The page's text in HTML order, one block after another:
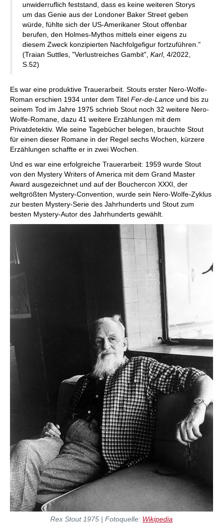
unwiderruflich feststand, dass es keine weiteren Storys
um das Genie aus der Londoner Baker Street geben
würde, fühlte sich der US-Amerikaner Stout offenbar
berufen, den Holmes-Mythos mittels einer eigens zu
diesem Zweck konzipierten Nachfolgefigur fortzuführen."
(Traian Suttles, "Verlustreiches Gambit", Karl, 4/2022,
S.52)
Es war eine produktive Trauerarbeit. Stouts erster Nero-Wolfe-
Roman erschien 1934 unter dem Titel Fer-de-Lance und bis zu
seinem Tod im Jahre 1975 schrieb Stout noch 32 weitere Nero-
Wolfe-Romane, dazu 41 weitere Erzählungen mit dem
Privatdetektiv. Wie seine Tagebücher belegen, brauchte Stout
für einen dieser Romane in der Regel sechs Wochen, kürzere
Erzählungen schaffte er in zwei Wochen.
Und es war eine erfolgreiche Trauerarbeit: 1959 wurde Stout
von den Mystery Writers of America mit dem Grand Master
Award ausgezeichnet und auf der Bouchercon XXXI, der
weltgrößten Mystery-Convention, wurde sein Nero-Wolfe-Zyklus
zur besten Mystery-Serie des Jahrhunderts und Stout zum
besten Mystery-Autor des Jahrhunderts gewählt.
Rex Stout 1975 | Fotoquelle: Wikipedia